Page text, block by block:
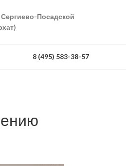
Посадской
8 (495) 583-38-57